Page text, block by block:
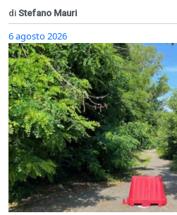
di Stefano Mauri
6 agosto 2026